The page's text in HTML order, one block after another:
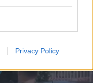
Privacy Policy